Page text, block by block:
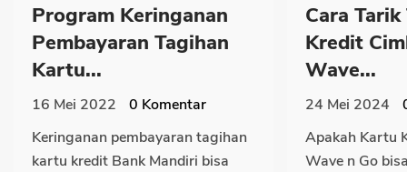
Program Keringanan
Pembayaran Tagihan
Kartu...
16 Mei 2022 0 Komentar
Keringanan pembayaran tagihan
kartu kredit Bank Mandiri bisa
Cara
Kredit
Wave...
24 Mei 2024
Apakah Kartu
Wave n Go